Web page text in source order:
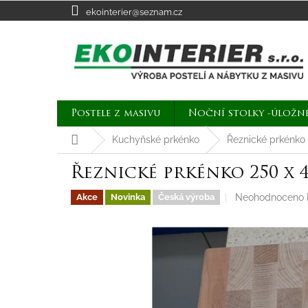
na
ekointerier@seznam.cz
Postele z masivu Noční stolky -
Domů Kuchyňské prkénko Řeznické
Řeznické prkénko 250 x
Akce Novinka Česká výroba
Průměrné
je
0,0
5
hvězdiček.
Neohodnoceno